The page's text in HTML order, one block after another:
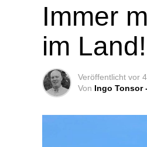
Immer
im Land!
Veröffentlicht vor
Von Ingo Tonsor